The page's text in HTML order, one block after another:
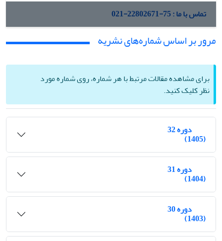
تماس با ما : 75-22802671-021
مرور بر اساس شماره‌های نشریه
برای مشاهده مقالات مرتبط با هر شماره، روی شماره مورد
نظر کلیک کنید.
دوره 32
(1405)
دوره 31
(1404)
دوره 30
(1403)